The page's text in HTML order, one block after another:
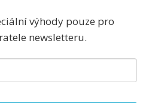
výhody pouze pro
newsletteru.